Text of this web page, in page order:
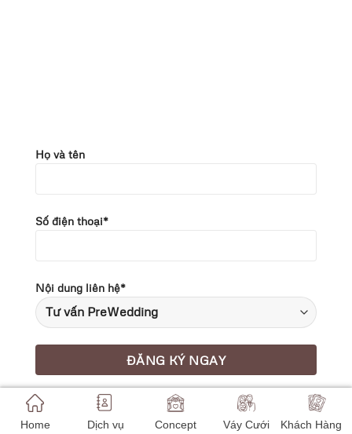
Họ và tên
Số điện thoại*
Nội dung liên hệ*
Home Dịch vụ Concept Váy Cưới Khách Hàng